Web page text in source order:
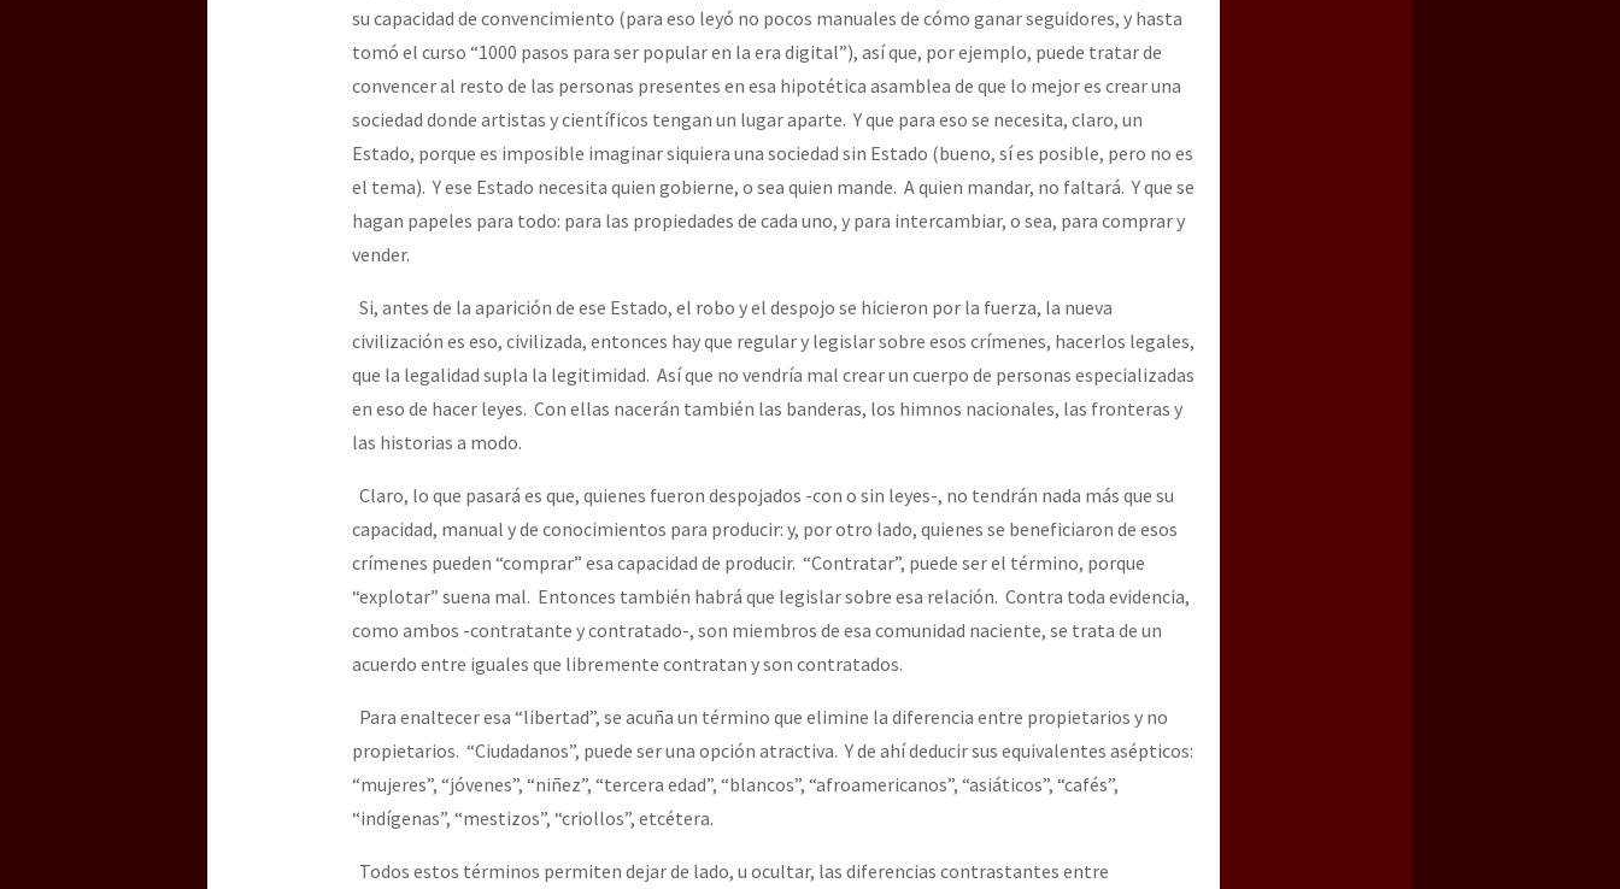
“Sonhando a Terra do Bem Virá” se publica no Estado Espanhol
Se o México sabe, que o mundo saiba! Nossas lutas pela memória, a justiça e a dignidade
[25 abr – CDMX] Tokín por el CNI: 30 años de Resistencia y Rebeldía
su capacidad de convencimiento (para eso leyó no pocos manuales de cómo ganar seguidores, y hasta
tomó el curso “1000 pasos para ser popular en la era digital”), así que, por ejemplo, puede tratar de
convencer al resto de las personas presentes en esa hipotética asamblea de que lo mejor es crear una
sociedad donde artistas y científicos tengan un lugar aparte. Y que para eso se necesita, claro, un
Estado, porque es imposible imaginar siquiera una sociedad sin Estado (bueno, sí es posible, pero no es
el tema). Y ese Estado necesita quien gobierne, o sea quien mande. A quien mandar, no faltará. Y que se
hagan papeles para todo: para las propiedades de cada uno, y para intercambiar, o sea, para comprar y
vender.
Si, antes de la aparición de ese Estado, el robo y el despojo se hicieron por la fuerza, la nueva
civilización es eso, civilizada, entonces hay que regular y legislar sobre esos crímenes, hacerlos legales,
que la legalidad supla la legitimidad. Así que no vendría mal crear un cuerpo de personas especializadas
en eso de hacer leyes. Con ellas nacerán también las banderas, los himnos nacionales, las fronteras y
las historias a modo.
Claro, lo que pasará es que, quienes fueron despojados -con o sin leyes-, no tendrán nada más que su
capacidad, manual y de conocimientos para producir: y, por otro lado, quienes se beneficiaron de esos
crímenes pueden “comprar” esa capacidad de producir. “Contratar”, puede ser el término, porque
“explotar” suena mal. Entonces también habrá que legislar sobre esa relación. Contra toda evidencia,
como ambos -contratante y contratado-, son miembros de esa comunidad naciente, se trata de un
acuerdo entre iguales que libremente contratan y son contratados.
Para enaltecer esa “libertad”, se acuña un término que elimine la diferencia entre propietarios y no
propietarios. “Ciudadanos”, puede ser una opción atractiva. Y de ahí deducir sus equivalentes asépticos:
“mujeres”, “jóvenes”, “niñez”, “tercera edad”, “blancos”, “afroamericanos”, “asiáticos”, “cafés”,
“indígenas”, “mestizos”, “criollos”, etcétera.
Todos estos términos permiten dejar de lado, u ocultar, las diferencias contrastantes entre